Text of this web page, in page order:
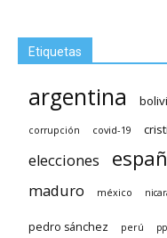
Etiquetas
argentina
corrupción covid-19
elecciones
maduro méxico
pedro sánchez perú pp